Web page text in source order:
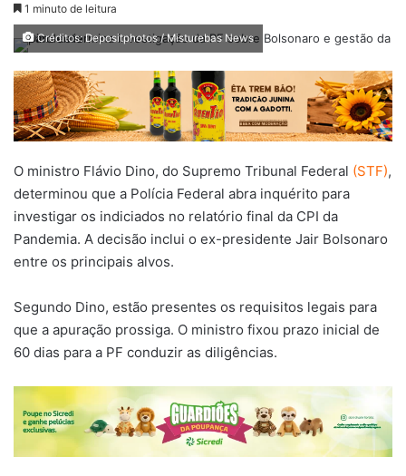
1 minuto de leitura
Créditos: Depositphotos / Misturebas News
O ministro Flávio Dino, do Supremo Tribunal Federal (STF),
determinou que a Polícia Federal abra inquérito para
investigar os indiciados no relatório final da CPI da
Pandemia. A decisão inclui o ex-presidente Jair Bolsonaro
entre os principais alvos.
Segundo Dino, estão presentes os requisitos legais para
que a apuração prossiga. O ministro fixou prazo inicial de
60 dias para a PF conduzir as diligências.